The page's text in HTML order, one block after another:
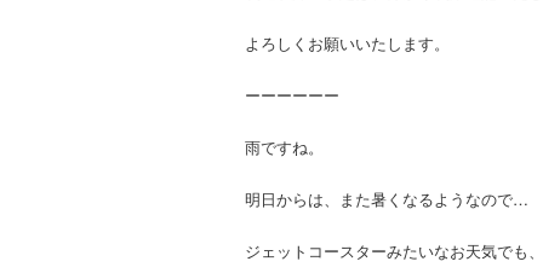
よろしくお願いいたします。
ーーーーーー
雨ですね。
明日からは、また暑くなるようなので…
ジェットコースターみたいなお天気でも、